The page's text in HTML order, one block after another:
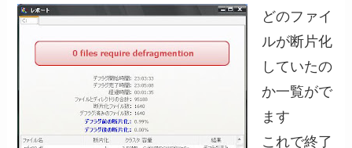
どのファイ
ルが断片化
していたの
か一覧がで
ます
これで終了